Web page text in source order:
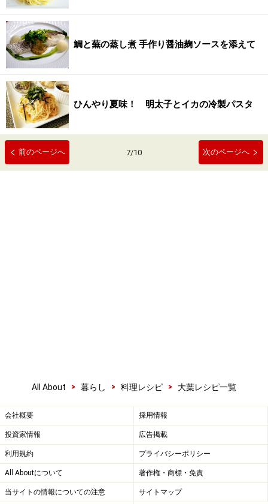
鯛と蕪の蒸し煮 手作り醤油麹ソースを添えて
ひんやり夏味！ 明太子とイカの冷製パスタ
前のページへ 7/10 次のページへ
All About > 暮らし > 料理レシピ > 大葉レシピ一覧
会社概要 採用情報
投資家情報 広告掲載
利用規約 プライバシーポリシー
All Aboutについて 著作権・商標・免責
当サイトの情報についての注意 サイトマップ